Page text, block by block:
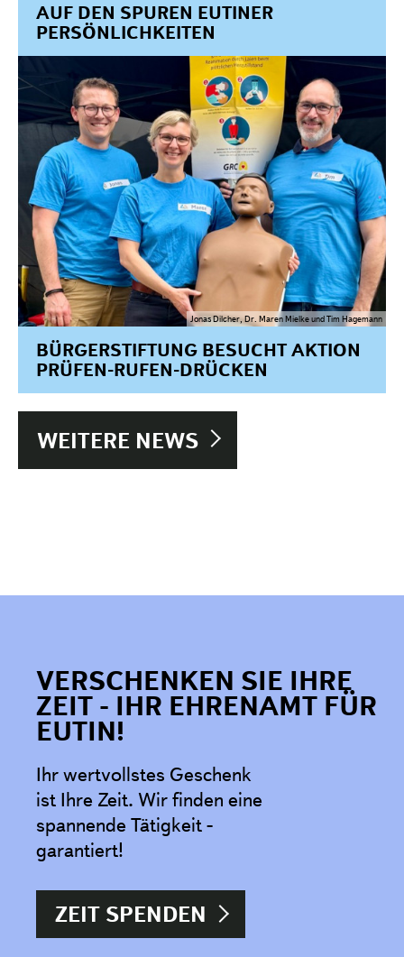
AUF DEN SPUREN EUTINER
PERSÖNLICHKEITEN
Jonas Dilcher, Dr. Maren Mielke und Tim Hagemann
BÜRGERSTIFTUNG BESUCHT AKTION
PRÜFEN-RUFEN-DRÜCKEN
WEITERE NEWS
VERSCHENKEN SIE IHRE
ZEIT - IHR EHRENAMT FÜR
EUTIN!
Ihr wertvollstes Geschenk
ist Ihre Zeit. Wir finden eine
spannende Tätigkeit -
garantiert!
ZEIT SPENDEN